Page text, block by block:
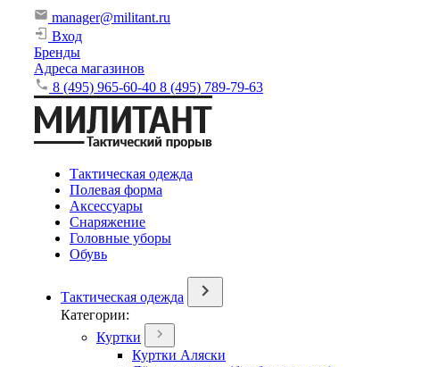
manager@militant.ru
Вход
Бренды
Адреса магазинов
8 (495) 965-60-40 8 (495) 789-79-63
Тактическая одежда
Полевая форма
Аксессуары
Снаряжение
Головные уборы
Обувь
Тактическая одежда
Категории:
Куртки
Куртки Аляски